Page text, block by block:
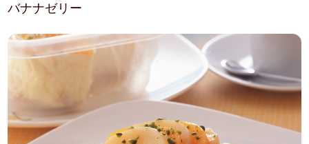
バナナゼリー